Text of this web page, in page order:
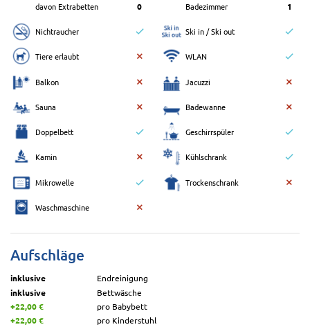
davon Extrabetten 0 Badezimmer 1
Nichtraucher Ski in / Ski out
Tiere erlaubt WLAN
Balkon Jacuzzi
Sauna Badewanne
Doppelbett Geschirrspüler
Kamin Kühlschrank
Mikrowelle Trockenschrank
Waschmaschine
Aufschläge
inklusive
Endreinigung
inklusive
Bettwäsche
+22,00 €
pro Babybett
+22,00 €
pro Kinderstuhl